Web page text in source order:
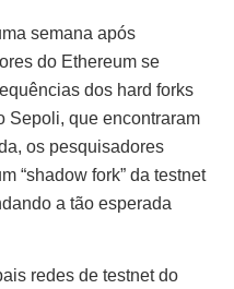
semana após
do Ethereum se
dos hard forks
Sepoli, que encontraram
os pesquisadores
“shadow fork” da testnet
a tão esperada
redes de testnet do